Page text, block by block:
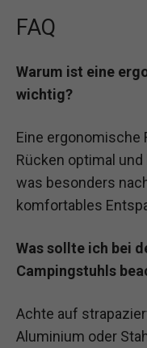
FAQ
Warum ist eine
wichtig?
Eine
Rücken optimal
was besonders
komfortables
Was sollte ich bei
Campingstuhls
Achte auf
Aluminium oder